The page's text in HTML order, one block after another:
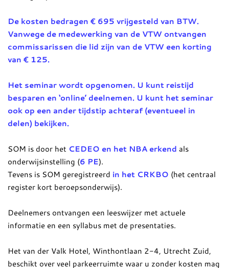
De kosten bedragen € 695 vrijgesteld van BTW.
Vanwege de medewerking van de VTW ontvangen
commissarissen die lid zijn van de VTW een korting
van € 125.
Het seminar wordt opgenomen. U kunt reistijd
besparen en ‘online’ deelnemen. U kunt het seminar
ook op een ander tijdstip achteraf (eventueel in
delen) bekijken.
SOM is door het CEDEO en het NBA erkend als
onderwijsinstelling (6 PE).
Tevens is SOM geregistreerd in het CRKBO (het centraal
register kort beroepsonderwijs).
Deelnemers ontvangen een leeswijzer met actuele
informatie en een syllabus met de presentaties.
Het van der Valk Hotel, Winthontlaan 2-4, Utrecht Zuid,
beschikt over veel parkeerruimte waar u zonder kosten mag